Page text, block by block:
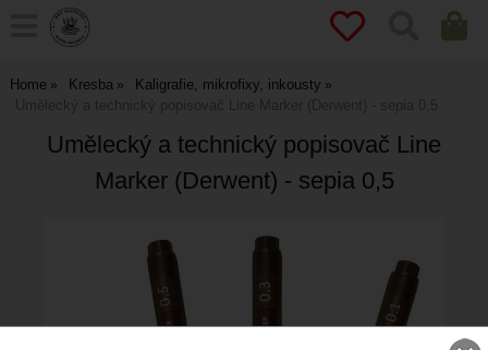
Home Kresba
Kaligrafie, mikrofixy, inkousty
Umělecký a technický popisovač Line Marker (Derwent) - sepia 0,5
Umělecký a technický popisovač Line
Marker (Derwent) - sepia 0,5